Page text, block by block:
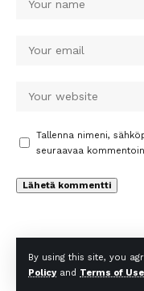
By using this site, you
Policyand Terms of Use
Tallenna nimeni,
seuraavaa
© Uutiset